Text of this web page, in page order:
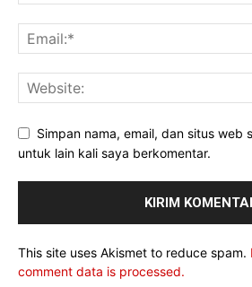
Simpan nama, email, dan situs web
untuk lain kali saya berkomentar.
This site uses Akismet to reduce spam.
comment data is processed.